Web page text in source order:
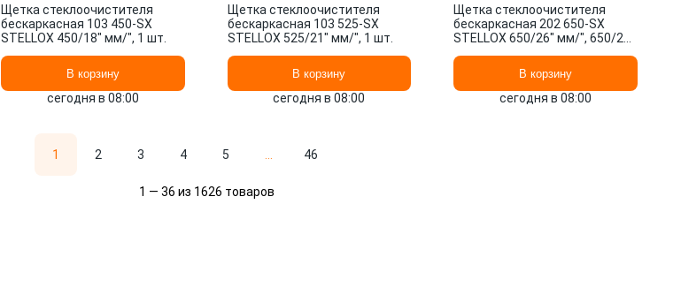
Щетка стеклоочистителя
бескаркасная 103 450-SX
STELLOX 450/18" мм/", 1 шт.
В корзину
сегодня в 08:00
Щетка стеклоочистителя
бескаркасная 103 525-SX
STELLOX 525/21" мм/", 1 шт.
В корзину
сегодня в 08:00
Щетка стеклоочистителя
бескаркасная 202 650-SX
STELLOX 650/26" мм/", 650/26"
В корзину
сегодня в 08:00
1 2 3 4 5 46
1 — 36 из 1626 товаров